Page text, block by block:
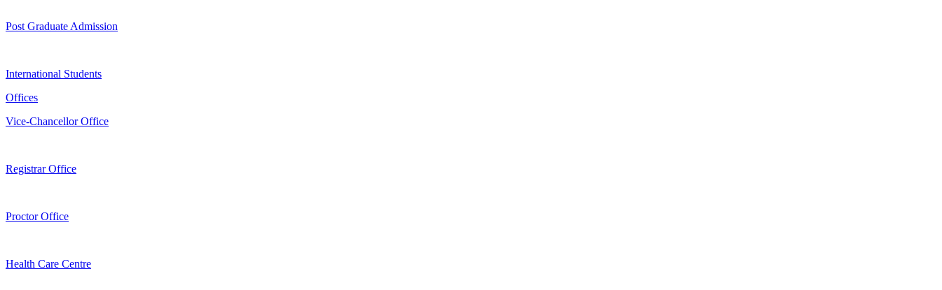
Post Graduate Admission
International Students
Offices
Vice-Chancellor Office
Registrar Office
Proctor Office
Health Care Centre